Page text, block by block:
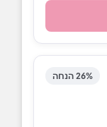
26% הנחה